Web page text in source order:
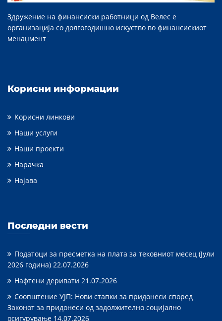
Здружение на финансиски работници од Велес е
организација со долгогодишно искуство во финансискиот
менаџмент
Корисни информации
Корисни линкови
Наши услуги
Наши проекти
Нарачка
Најава
Последни вести
Податоци за пресметка на плата за тековниот месец (Јули
2026 година) 22.07.2026
Нафтени деривати 21.07.2026
Соопштение УЈП: Нови стапки за придонеси според
Законот за придонеси од задолжително социјално
осигурување 14.07.2026